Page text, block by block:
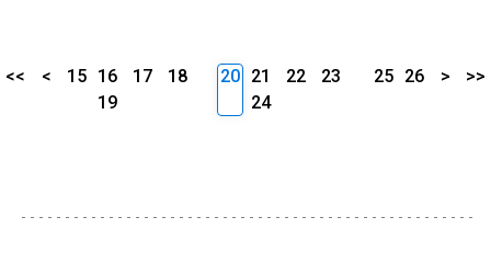
<< < 15 16 17
18
19
20 21 22
23
24
25 26 > >>